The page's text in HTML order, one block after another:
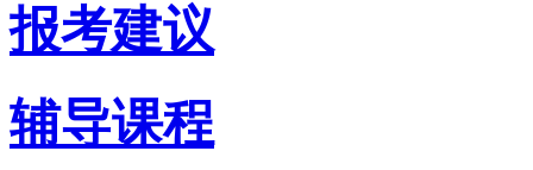
报考建议
辅导课程